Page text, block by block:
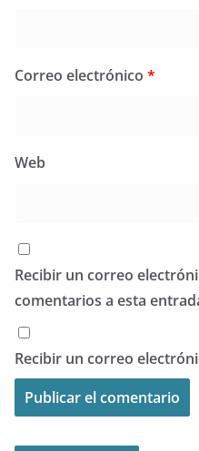
Correo electrónico *
Web
Recibir un correo
comentarios a esta
Recibir un correo